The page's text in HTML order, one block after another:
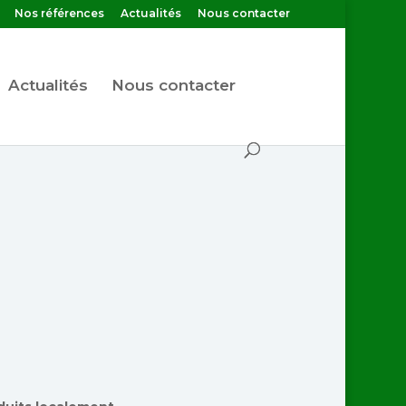
Nos références Actualités Nous contacter
Actualités Nous contacter